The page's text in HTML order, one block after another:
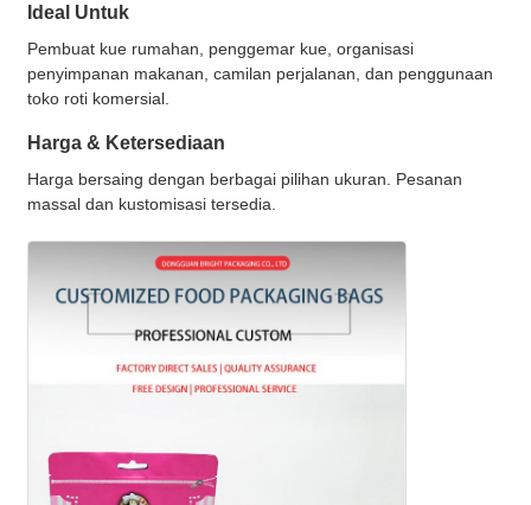
Ideal Untuk
Pembuat kue rumahan, penggemar kue, organisasi
penyimpanan makanan, camilan perjalanan, dan penggunaan
toko roti komersial.
Harga & Ketersediaan
Harga bersaing dengan berbagai pilihan ukuran. Pesanan
massal dan kustomisasi tersedia.